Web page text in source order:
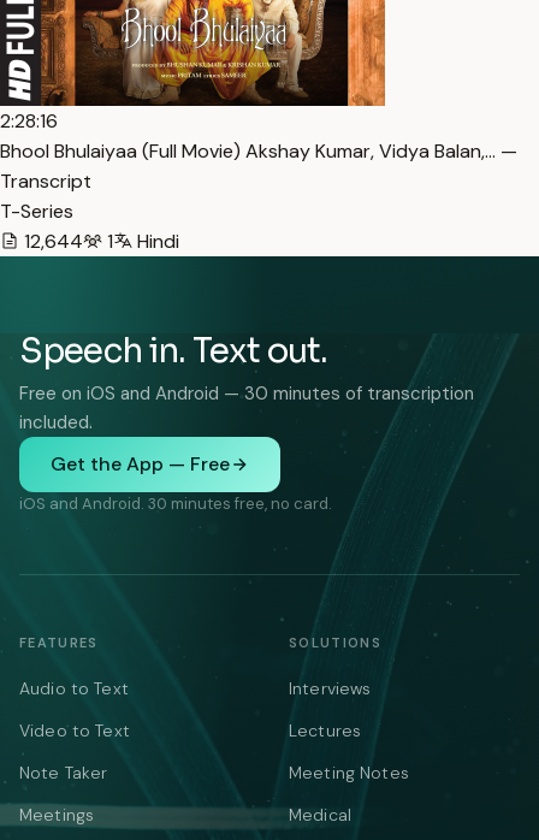
2:28:16
Bhool Bhulaiyaa (Full Movie) Akshay Kumar, Vidya Balan,… —
Transcript
T-Series
12,644
1 Hindi
Speech in. Text out.
Free on iOS and Android — 30 minutes of transcription
included.
Get the App — Free
iOS and Android. 30 minutes free, no card.
FEATURES
Audio to Text
Video to Text
Note Taker
Meetings
SOLUTIONS
Interviews
Lectures
Meeting Notes
Medical